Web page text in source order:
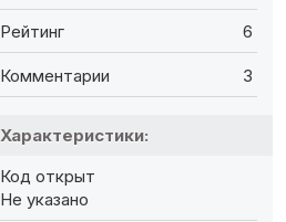
Рейтинг 6
Комментарии 3
Характеристики:
Код открыт
Не указано